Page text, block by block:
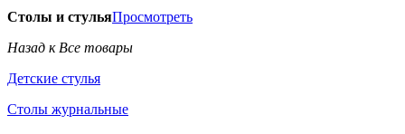
Столы и стульяПросмотреть
Назад к Все товары
Детские стулья
Столы журнальные